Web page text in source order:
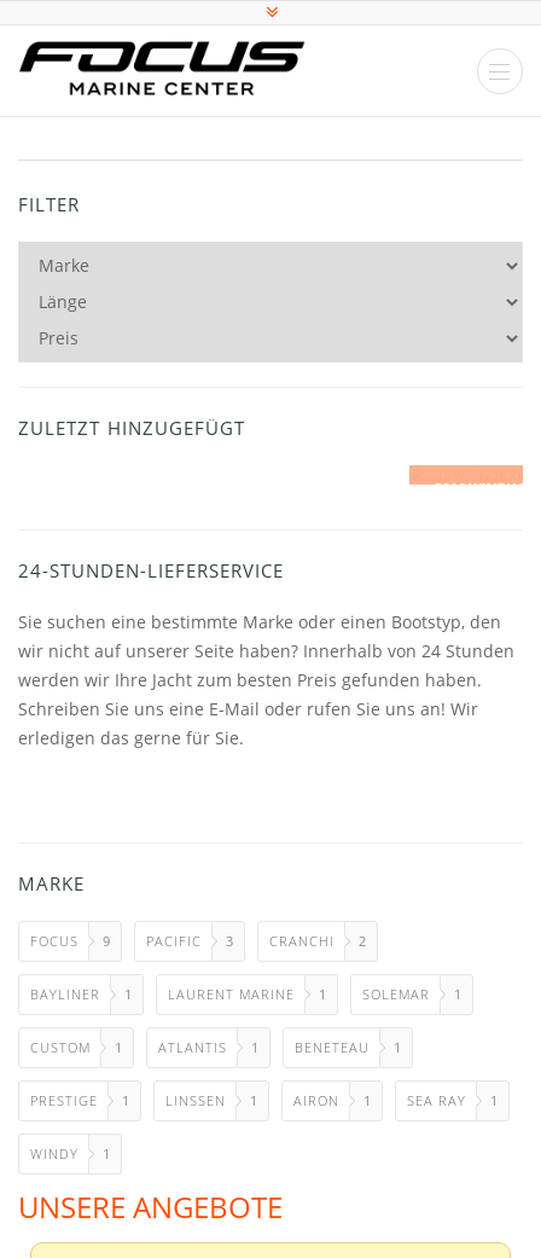
FILTER
ZULETZT HINZUGEFÜGT
2016 WINDY 26 KHARMA SIGNATURE EDITION
24-STUNDEN-LIEFERSERVICE
Sie suchen eine bestimmte Marke oder einen Bootstyp, den
wir nicht auf unserer Seite haben? Innerhalb von 24 Stunden
werden wir Ihre Jacht zum besten Preis gefunden haben.
Schreiben Sie uns eine E-Mail oder rufen Sie uns an! Wir
erledigen das gerne für Sie.
MARKE
FOCUS 9 PACIFIC 3 CRANCHI 2
BAYLINER 1 LAURENT MARINE 1 SOLEMAR 1
CUSTOM 1 ATLANTIS 1 BENETEAU 1
PRESTIGE 1 LINSSEN 1 AIRON 1 SEA RAY 1
WINDY 1
UNSERE ANGEBOTE